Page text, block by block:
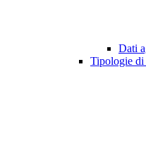
Dati
Tipologie di